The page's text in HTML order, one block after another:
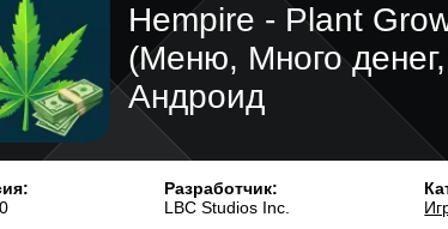
Hempire - Plant
(Меню, Много
Андроид
Разработчик:
LBC Studios Inc.